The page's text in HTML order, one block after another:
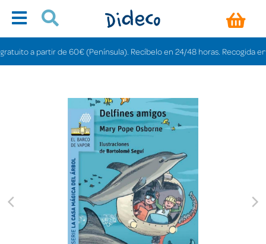
a partir de 60€ (Península). Recíbelo en 24/48 horas. Recogida en